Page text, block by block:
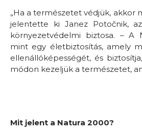
„Ha a természetet védjük, akkor
jelentette ki Janez Potočnik,
környezetvédelmi biztosa. – A
mint egy életbiztosítás, amely
ellenállóképességét, és
módon kezeljük a természetet,
Mit jelent a Natura 2000?